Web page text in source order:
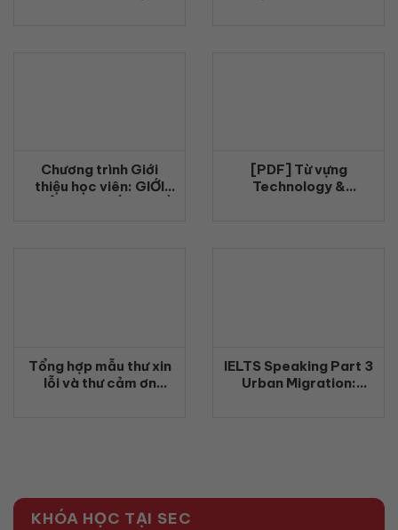
Chương trình Giới
thiệu học viên: GIỚI
[PDF] Từ vựng
Technology &
Tổng hợp mẫu thư xin
lỗi và thư cảm ơn
IELTS Speaking Part 3
Urban Migration:
KHÓA HỌC TẠI SEC